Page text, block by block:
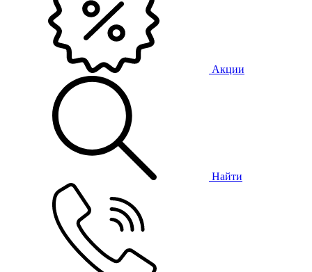
Акции
Найти